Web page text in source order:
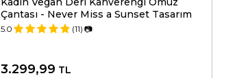
Çantası - Never Miss a Sunset Tasarım
5.0 (11) 📷
3.299,99 TL